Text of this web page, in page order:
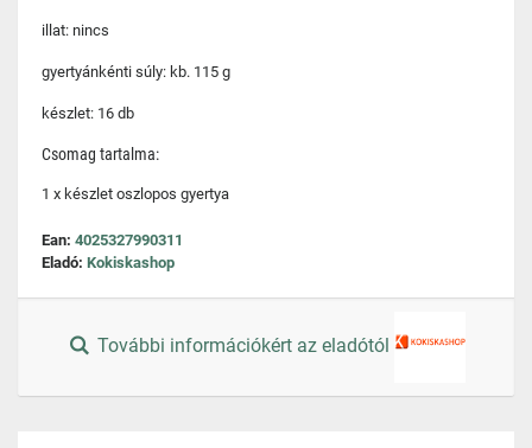
illat: nincs
gyertyánkénti súly: kb. 115 g
készlet: 16 db
Csomag tartalma:
1 x készlet oszlopos gyertya
Ean: 4025327990311
Eladó: Kokiskashop
További információkért az eladótól